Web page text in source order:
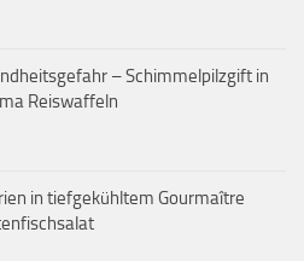
– Schimmelpilzgift in
Reiswaffeln
in tiefgekühltem Gourmaître